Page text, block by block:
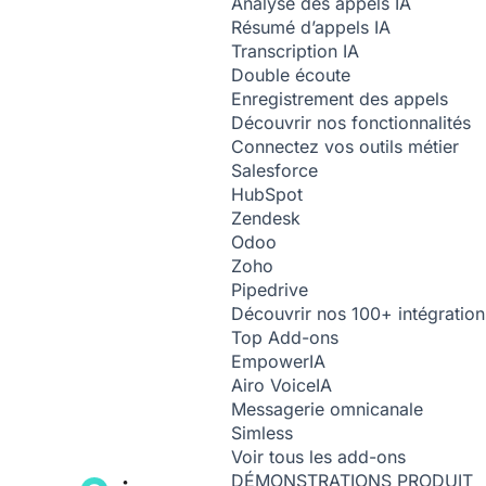
Résumé d’appels IA
Transcription IA
Double écoute
Enregistrement des appels
Découvrir nos fonctionnalités
Connectez vos outils métier
Salesforce
HubSpot
Zendesk
Odoo
Zoho
Pipedrive
Découvrir nos 100+
Top Add-ons
EmpowerIA
Airo VoiceIA
Messagerie omnicanale
Simless
Voir tous les add-ons
DÉMONSTRATIONS PRODUIT